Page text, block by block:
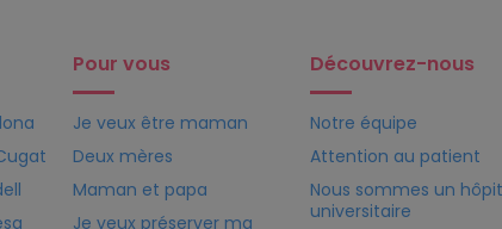
Pour vous
Je veux être maman
Deux mères
Maman et papa
Je veux préserver ma
Découvrez-nous
Notre équipe
Attention au patient
Nous sommes un
universitaire